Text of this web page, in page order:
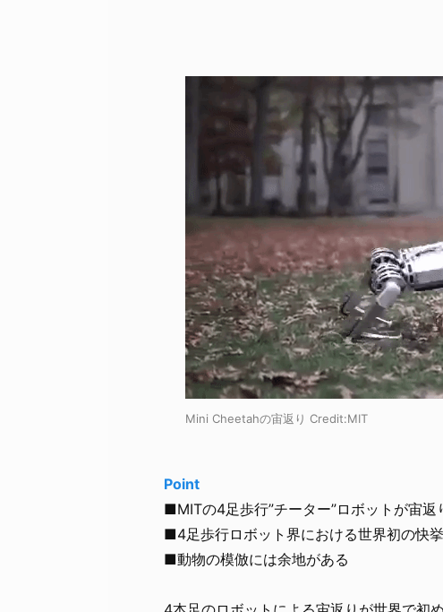
Mini Cheetahの宙返り Credit:MIT
Point
■MITの4足歩行”チーター”ロボットが宙返
■4足歩行ロボット界における世界初の快挙
■動物の模倣には余地がある